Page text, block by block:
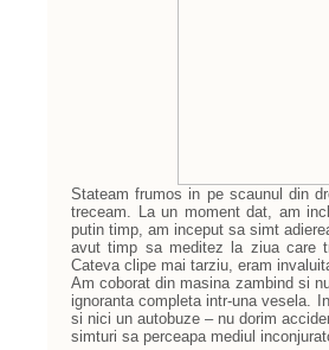
Stateam frumos in pe scaunul din
treceam. La un moment dat, am
putin timp, am inceput sa simt
avut timp sa meditez la ziua care
Cateva clipe mai tarziu, eram
Am coborat din masina zambind si
ignoranta completa intr-una vesela.
si nici un autobuze – nu dorim
simturi sa perceapa mediul